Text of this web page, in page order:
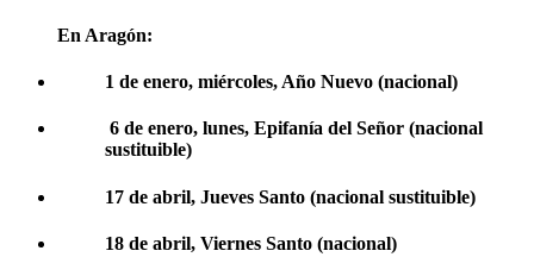
En Aragón:
1 de enero, miércoles, Año Nuevo (nacional)
6 de enero, lunes, Epifanía del Señor (nacional
sustituible)
17 de abril, Jueves Santo (nacional sustituible)
18 de abril, Viernes Santo (nacional)